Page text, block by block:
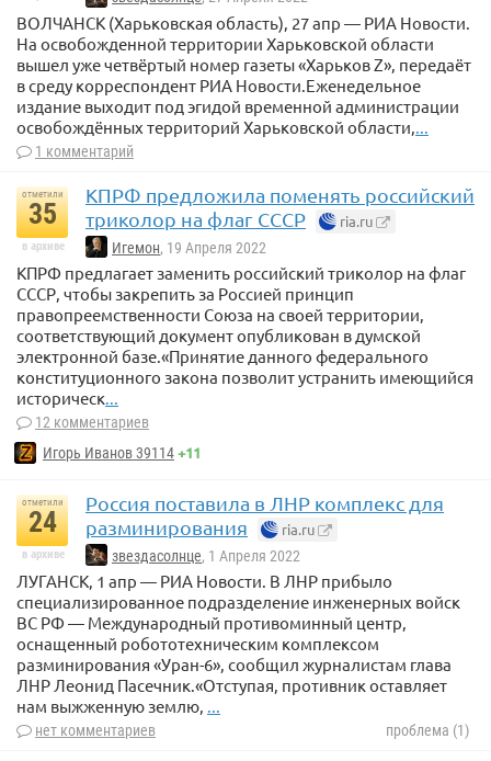
ВОЛЧАНСК (Харьковская область), 27 апр — РИА Новости.
На освобожденной территории Харьковской области
вышел уже четвёртый номер газеты «Харьков Z», передаёт
в среду корреспондент РИА Новости.Еженедельное
издание выходит под эгидой временной администрации
освобождённых территорий Харьковской области,
1 комментарий
отметили
35
в архиве
КПРФ предложила поменять российский
триколор на флаг СССР
ria.ru
Игемон, 19 Апреля 2022
КПРФ предлагает заменить российский триколор на флаг
СССР, чтобы закрепить за Россией принцип
правопреемственности Союза на своей территории,
соответствующий документ опубликован в думской
электронной базе.«Принятие данного федерального
конституционного закона позволит устранить имеющийся
историческ...
12 комментариев
Игорь Иванов 39114+11
отметили
24
в архиве
Россия поставила в ЛНР комплекс для
разминирования
ria.ru
звездасолнце, 1 Апреля 2022
ЛУГАНСК, 1 апр — РИА Новости. В ЛНР прибыло
специализированное подразделение инженерных войск
ВС РФ — Международный противоминный центр,
оснащенный робототехническим комплексом
разминирования «Уран-6», сообщил журналистам глава
ЛНР Леонид Пасечник.«Отступая, противник оставляет
нам выжженную землю, ...
нет комментариев проблема (1)